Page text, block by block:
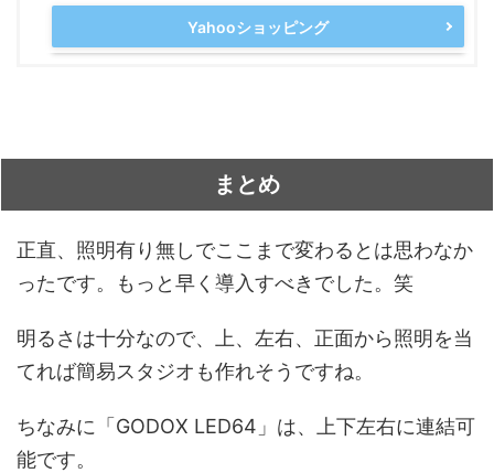
Yahooショッピング
まとめ
正直、照明有り無しでここまで変わるとは思わなか
ったです。もっと早く導入すべきでした。笑
明るさは十分なので、上、左右、正面から照明を当
てれば簡易スタジオも作れそうですね。
ちなみに「GODOX LED64」は、上下左右に連結可
能です。